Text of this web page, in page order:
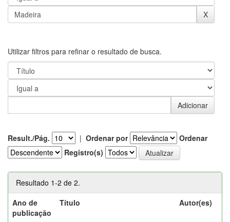
Utilizar filtros para refinar o resultado de busca.
Result./Pág. | Ordenar por
Ordenar
Registro(s)
Resultado 1-2 de 2.
Ano de
publicação
Título Autor(es)